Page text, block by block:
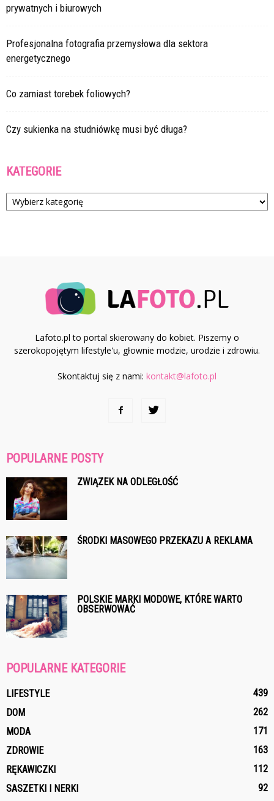
prywatnych i biurowych
Profesjonalna fotografia przemysłowa dla sektora
energetycznego
Co zamiast torebek foliowych?
Czy sukienka na studniówkę musi być długa?
KATEGORIE
Kategorie
Lafoto.pl to portal skierowany do kobiet. Piszemy o
szerokopojętym lifestyle'u, głownie modzie, urodzie i zdrowiu.
Skontaktuj się z nami: kontakt@lafoto.pl
POPULARNE POSTY
ZWIĄZEK NA ODLEGŁOŚĆ
ŚRODKI MASOWEGO PRZEKAZU A REKLAMA
POLSKIE MARKI MODOWE, KTÓRE WARTO
OBSERWOWAĆ
POPULARNE KATEGORIE
LIFESTYLE
439
DOM
262
MODA
171
ZDROWIE
163
RĘKAWICZKI
112
SASZETKI I NERKI
92